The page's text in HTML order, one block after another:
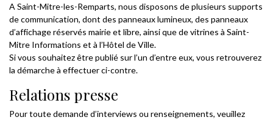
A Saint-Mitre-les-Remparts, nous disposons de plusieurs supports
de communication, dont des panneaux lumineux, des panneaux
d’affichage réservés mairie et libre, ainsi que de vitrines à Saint-
Mitre Informations et à l’Hôtel de Ville.
Si vous souhaitez être publié sur l’un d’entre eux, vous retrouverez
la démarche à effectuer ci-contre.
Relations presse
Pour toute demande d’interviews ou renseignements, veuillez